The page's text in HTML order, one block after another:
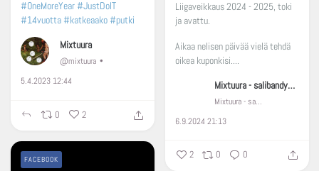
Liigaveikkaus 2024 - 2025, toki
ja avattu.
Aikaa nelisen päivää vielä tehdä
oikea kuponkisi....
Mixtuura - salibandyä, Huhtarin liiga, Lappeenranta
Mixtuura - salibandyä, Huhtarin liiga, Lappeenranta
6.9.2024 21:13
2 0 0
#OneMoreYear #JustDoIT
#14vuotta #katkeaako #putki
Mixtuura
@mixtuura
5.4.2023 12:44
0 2
FACEBOOK